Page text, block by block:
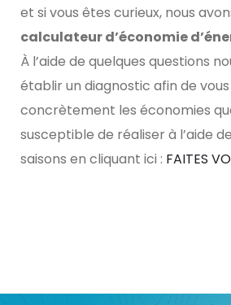
et si vous êtes curieux, nous
calculateur d’économie
À l’aide de quelques questions
établir un diagnostic afin de
concrètement les économies
susceptible de réaliser à l’aide
saisons en cliquant ici : FAITES